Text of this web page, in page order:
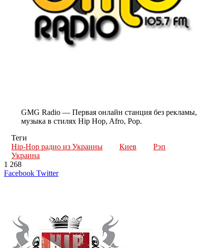
GMG Radio — Первая онлайн станция без рекламы,
музыка в стилях Hip Hop, Afro, Pop.
Теги
Hip-Hop радио из Украины
Киев
Рэп
Украина
1 268
Facebook TwitterLinkedIn
Tumblr
Reddit
Вконтакте
Одноклассники
Skype
Messenger
Messenger
WhatsApp
Telegram
Viber
Line
Поделиться
Печатать